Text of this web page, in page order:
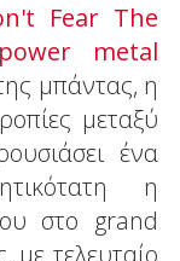
Fear The
metal
μπάντας, η
μεταξύ
ένα
η
στο grand